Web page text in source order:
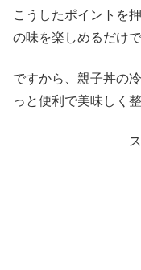
こうしたポイントを
の味を楽しめるだけ
ですから、親子丼の
っと便利で美味しく